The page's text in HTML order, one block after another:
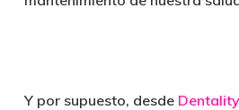
Y por supuesto, desde